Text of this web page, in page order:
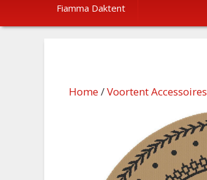
Fiamma Daktent
Home/Voortent Accessoires